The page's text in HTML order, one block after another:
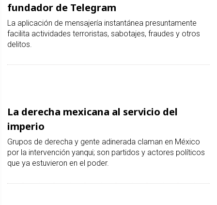
fundador de Telegram
La aplicación de mensajería instantánea presuntamente
facilita actividades terroristas, sabotajes, fraudes y otros
delitos.
La derecha mexicana al servicio del
imperio
Grupos de derecha y gente adinerada claman en México
por la intervención yanqui; son partidos y actores políticos
que ya estuvieron en el poder.